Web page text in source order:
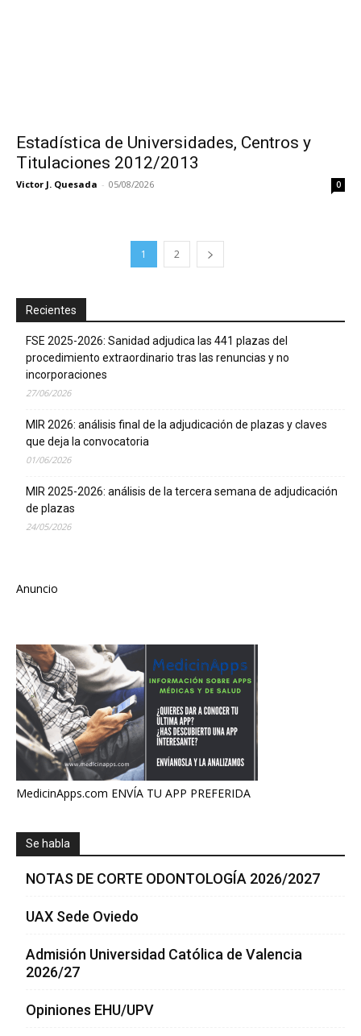
Estadística de Universidades, Centros y
Titulaciones 2012/2013
Victor J. Quesada - 05/08/2026 0
1 2
Recientes
FSE 2025-2026: Sanidad adjudica las 441 plazas del
procedimiento extraordinario tras las renuncias y no
incorporaciones
27/06/2026
MIR 2026: análisis final de la adjudicación de plazas y claves
que deja la convocatoria
01/06/2026
MIR 2025-2026: análisis de la tercera semana de adjudicación
de plazas
24/05/2026
Anuncio
MedicinApps.com ENVÍA TU APP PREFERIDA
Se habla
NOTAS DE CORTE ODONTOLOGÍA 2026/2027
UAX Sede Oviedo
Admisión Universidad Católica de Valencia
2026/27
Opiniones EHU/UPV